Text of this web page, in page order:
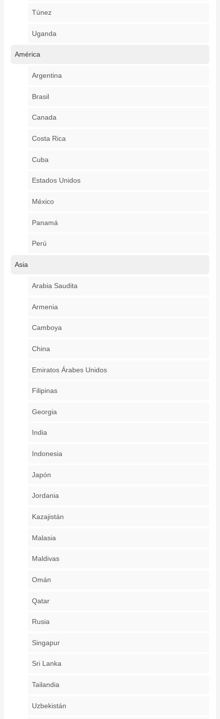
Túnez
Uganda
América
Argentina
Brasil
Canada
Costa Rica
Cuba
Estados Unidos
México
Panamá
Perú
Asia
Arabia Saudita
Armenia
Camboya
China
Emiratos Árabes Unidos
Filipinas
Georgia
India
Indonesia
Japón
Jordania
Kazajistán
Malasia
Maldivas
Omán
Qatar
Rusia
Singapur
Sri Lanka
Tailandia
Uzbekistán